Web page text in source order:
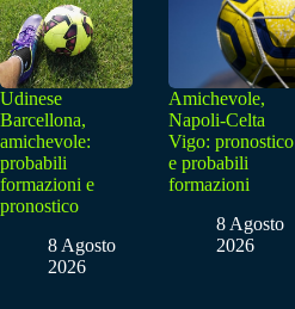
Udinese
Barcellona,
amichevole:
probabili
formazioni e
pronostico
8 Agosto
2026
Amichevole,
Napoli-Celta
Vigo: pronostico
e probabili
formazioni
8 Agosto
2026